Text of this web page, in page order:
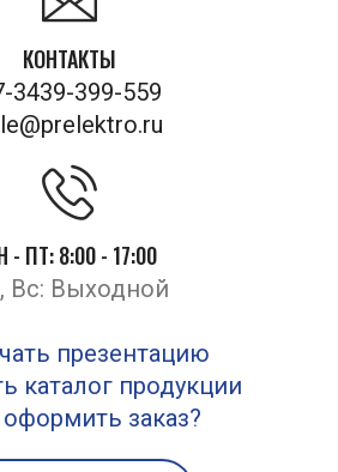
КОНТАКТЫ
3439-399-559
- ПТ: 8:00 - 17:00
Вс: Выходной
презентацию
каталог продукции
заказ?